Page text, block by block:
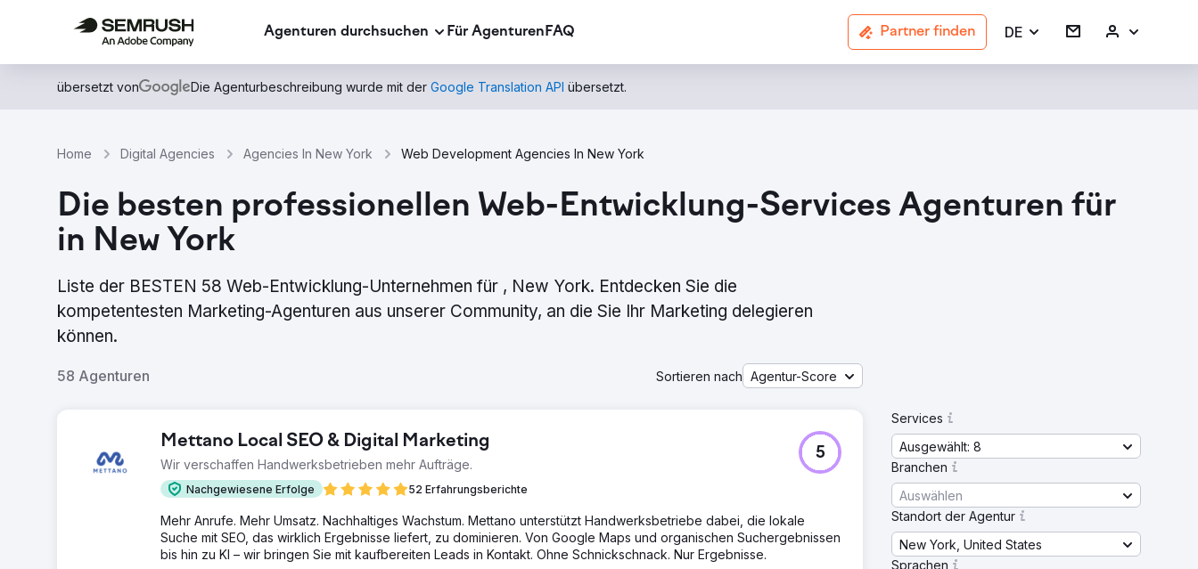
Agenturen durchsuchen Für Agenturen FAQ Partner finden DE
übersetzt von Die Agenturbeschreibung wurde mit der Google Translation API übersetzt.
Home Digital Agencies Agencies In New York Web Development Agencies In New York
Die besten professionellen Web-Entwicklung-Services Agenturen für
in New York
Liste der BESTEN 58 Web-Entwicklung-Unternehmen für , New York. Entdecken Sie die
kompetentesten Marketing-Agenturen aus unserer Community, an die Sie Ihr Marketing delegieren
können.
58 Agenturen Sortieren nach Agentur-Score
Mettano Local SEO & Digital Marketing
Wir verschaffen Handwerksbetrieben mehr Aufträge.
Nachgewiesene Erfolge 52 Erfahrungsberichte
5
Mehr Anrufe. Mehr Umsatz. Nachhaltiges Wachstum. Mettano unterstützt Handwerksbetriebe dabei, die lokale
Suche mit SEO, das wirklich Ergebnisse liefert, zu dominieren. Von Google Maps und organischen Suchergebnissen
bis hin zu KI – wir bringen Sie mit kaufbereiten Leads in Kontakt. Ohne Schnickschnack. Nur Ergebnisse.
Services
Ausgewählt: 8
Branchen
Auswählen
Standort der Agentur
New York, United States
Sprachen